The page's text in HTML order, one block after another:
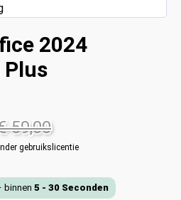
2024
59,00
gebruikslicentie
binnen 5 - 30 Seconden